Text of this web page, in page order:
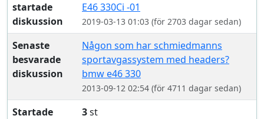
startade
diskussion
E46 330Ci -01
2019-03-13 01:03 (för 2703 dagar sedan)
Senaste
besvarade
diskussion
Någon som har schmiedmanns
sportavgassystem med headers?
bmw e46 330
2013-09-12 02:54 (för 4711 dagar sedan)
Startade
3st